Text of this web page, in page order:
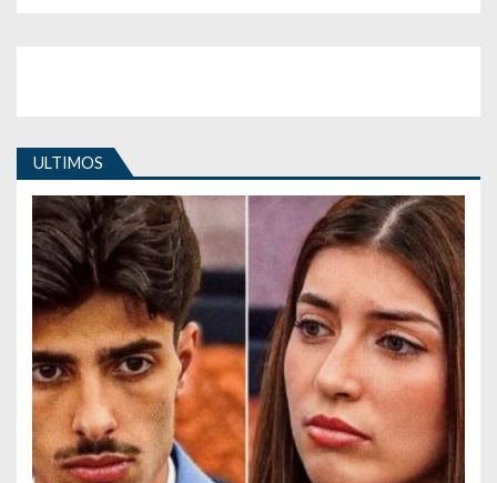
i
g
o
s
ULTIMOS